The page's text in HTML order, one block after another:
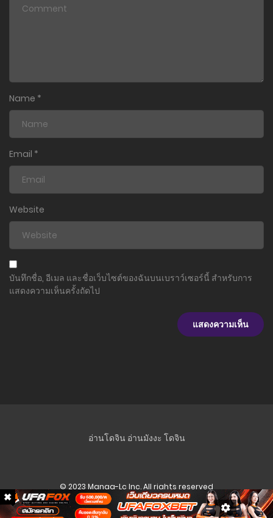
Name *
Email *
Website
บันทึกชื่อ, อีเมล และชื่อเว็บไซต์ของฉันบนเบราว์เซอร์นี้ สำหรับการ
แสดงความเห็นครั้งถัดไป
อ่านโดจิน อ่านมังงะ โดจิน
© 2023 Manga-Lc Inc. All rights reserved